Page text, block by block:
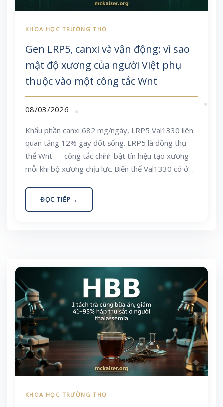
Gen LRP5, canxi và vận động: vì sao
mật độ xương của người Việt phụ
thuộc vào một công tắc Wnt
08/03/2026
Khẩu phần canxi 682 mg/ngày, LRP5 Val1330 liên
quan tăng 12% gãy đốt sống. LRP5 là đồng thụ
thể Wnt — công tắc chính bật tín hiệu tạo xương
mỗi khi bộ xương chịu lực. Biến thể Val1330 có ở
làm giảm hoạt tính Wnt; bài viết giải thích cơ chế,
bằng chứng, và kế hoạch canxi – vitamin D – vận
ĐỌC TIẾP